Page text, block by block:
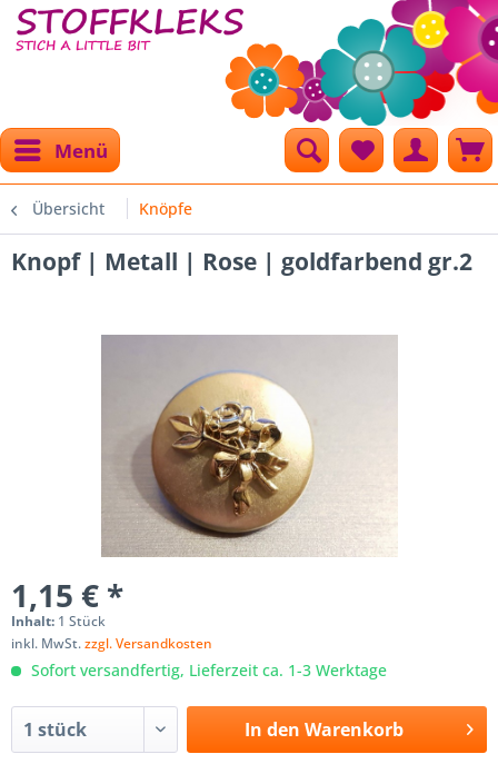
Menü
Übersicht Knöpfe
Knopf | Metall | Rose | goldfarbend gr.2
1,15 € *
Inhalt: 1 Stück
inkl. MwSt.zzgl. Versandkosten
Sofort versandfertig, Lieferzeit ca. 1-3 Werktage
In den Warenkorb